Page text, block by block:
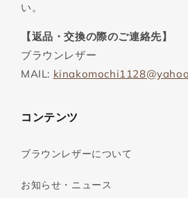
い。
【返品・交換の際のご連絡先】
ブラウンレザー
MAIL:
コンテンツ
ブラウンレザーについて
お知らせ・ニュース